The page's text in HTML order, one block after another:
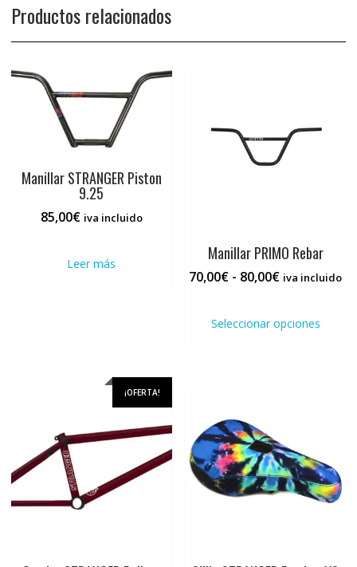
Productos relacionados
Manillar STRANGER Piston
9.25
85,00€ iva incluido
Leer más
Manillar PRIMO Rebar
70,00€ - 80,00€Rango
desde
iva incluido
Seleccionar opciones
en
la
¡OFERTA!